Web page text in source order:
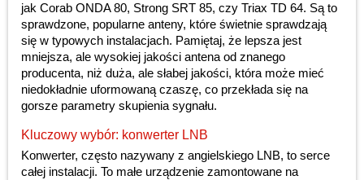
jak Corab ONDA 80, Strong SRT 85, czy Triax TD 64. Są to
sprawdzone, popularne anteny, które świetnie sprawdzają
się w typowych instalacjach. Pamiętaj, że lepsza jest
mniejsza, ale wysokiej jakości antena od znanego
producenta, niż duża, ale słabej jakości, która może mieć
niedokładnie uformowaną czaszę, co przekłada się na
gorsze parametry skupienia sygnału.
Kluczowy wybór: konwerter LNB
Konwerter, często nazywany z angielskiego LNB, to serce
całej instalacji. To małe urządzenie zamontowane na